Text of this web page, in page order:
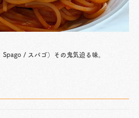
/ スパゴ）その鬼気迫る味。